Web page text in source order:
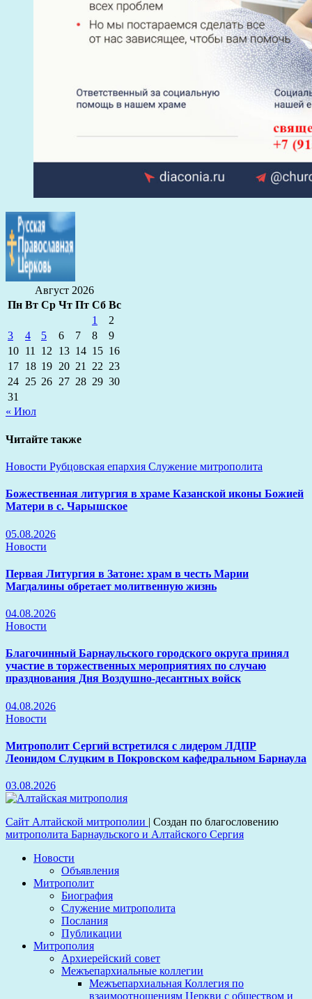
Август 2026
Пн Вт Ср Чт Пт Сб Вс
1
2
3
4 5 6 7 8
9
10 11 12 13 14 15 16
17 18 19 20 21 22 23
24 25 26 27 28 29 30
31
« Июл
Читайте также
Новости Рубцовская епархия Служение митрополита
Божественная литургия в храме Казанской иконы Божией
Матери в с. Чарышское
05.08.2026
Новости
Первая Литургия в Затоне: храм в честь Марии
Магдалины обретает молитвенную жизнь
04.08.2026
Новости
Благочинный Барнаульского городского округа принял
участие в торжественных мероприятиях по случаю
празднования Дня Воздушно-десантных войск
04.08.2026
Новости
Митрополит Сергий встретился с лидером ЛДПР
Леонидом Слуцким в Покровском кафедральном Барнаула
03.08.2026
Сайт Алтайской митрополии | Создан по благословению
митрополита Барнаульского и Алтайского Сергия
Новости
Объявления
Митрополит
Биография
Служение митрополита
Послания
Публикации
Митрополия
Архиерейский совет
Межъепархиальные коллегии
Межъепархиальная Коллегия по
взаимоотношениям Церкви с обществом и